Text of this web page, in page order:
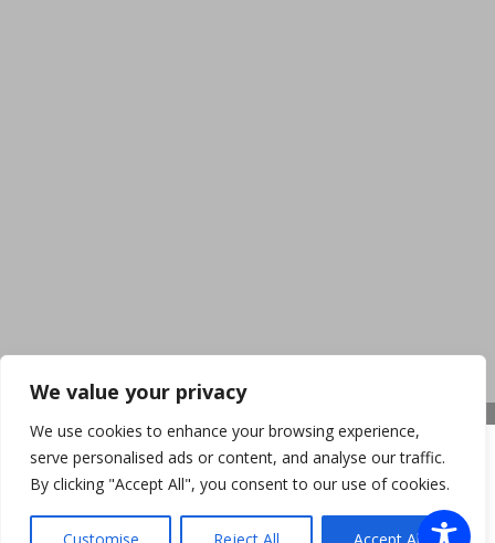
We value your privacy
We use cookies to enhance your browsing experience,
serve personalised ads or content, and analyse our traffic.
By clicking "Accept All", you consent to our use of cookies.